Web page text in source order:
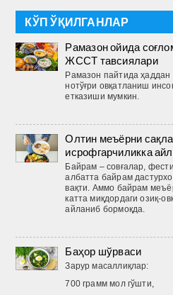
КЎП ЎҚИЛГАНЛАР
Рамазон ойида
ЖССТ тавсиялари
Рамазон пайтида ҳаддан
нотўғри овқатланиш
етказиши мумкин.
Олтин меъёрни
исрофгарчиликка
Байрам – совғалар,
албатта байрам
вақти. Аммо байрам
катта миқдордаги озиқ-
айланиб бормоқда.
Баҳор шўрваси
Зарур масаллиқлар:
700 грамм мол гўшти,